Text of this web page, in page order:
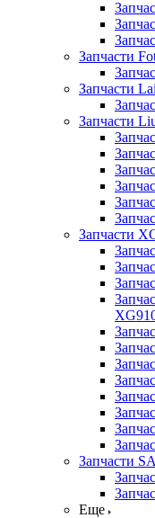
Запчасти
Запчасти
Запчасти
Запчасти
Запчасти
Еще